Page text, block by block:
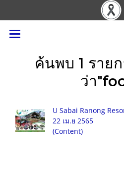
ค้นพบ 1 ราย
ว่า
U Sabai Ranong
22 เม.ย 2565
(Content)